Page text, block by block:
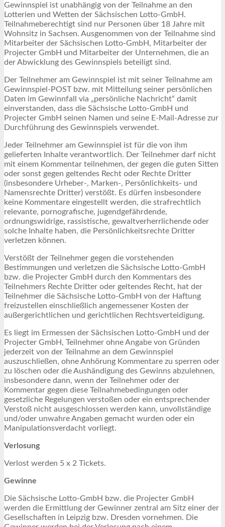
Gewinnspiel ist unabhängig von der Teilnahme an den
Lotterien und Wetten der Sächsischen Lotto-GmbH.
Teilnahmeberechtigt sind nur Personen über 18 Jahre mit
Wohnsitz in Sachsen. Ausgenommen von der Teilnahme sind
Mitarbeiter der Sächsischen Lotto-GmbH, Mitarbeiter der
Projecter GmbH und Mitarbeiter der Unternehmen, die an
der Abwicklung des Gewinnspiels beteiligt sind.
Der Teilnehmer am Gewinnspiel ist mit seiner Teilnahme am
Gewinnspiel-POST bzw. mit Mitteilung seiner persönlichen
Daten im Gewinnfall via „persönliche Nachricht“ damit
einverstanden, dass die Sächsische Lotto-GmbH und
Projecter GmbH seinen Namen und seine E-Mail-Adresse zur
Durchführung des Gewinnspiels verwendet.
Jeder Teilnehmer am Gewinnspiel ist für die von ihm
gelieferten Inhalte verantwortlich. Der Teilnehmer darf nicht
mit einem Kommentar teilnehmen, der gegen die guten Sitten
oder sonst gegen geltendes Recht oder Rechte Dritter
(insbesondere Urheber-, Marken-, Persönlichkeits- und
Namensrechte Dritter) verstößt. Es dürfen insbesondere
keine Kommentare eingestellt werden, die strafrechtlich
relevante, pornografische, jugendgefährdende,
ordnungswidrige, rassistische, gewaltverherrlichende oder
solche Inhalte haben, die Persönlichkeitsrechte Dritter
verletzen können.
Verstößt der Teilnehmer gegen die vorstehenden
Bestimmungen und verletzen die Sächsische Lotto-GmbH
bzw. die Projecter GmbH durch den Kommentars des
Teilnehmers Rechte Dritter oder geltendes Recht, hat der
Teilnehmer die Sächsische Lotto-GmbH von der Haftung
freizustellen einschließlich angemessener Kosten der
außergerichtlichen und gerichtlichen Rechtsverteidigung.
Es liegt im Ermessen der Sächsischen Lotto-GmbH und der
Projecter GmbH, Teilnehmer ohne Angabe von Gründen
jederzeit von der Teilnahme an dem Gewinnspiel
auszuschließen, ohne Anhörung Kommentare zu sperren oder
zu löschen oder die Aushändigung des Gewinns abzulehnen,
insbesondere dann, wenn der Teilnehmer oder der
Kommentar gegen diese Teilnahmebedingungen oder
gesetzliche Regelungen verstoßen oder ein entsprechender
Verstoß nicht ausgeschlossen werden kann, unvollständige
und/oder unwahre Angaben gemacht wurden oder ein
Manipulationsverdacht vorliegt.
Verlosung
Verlost werden 5 x 2 Tickets.
Gewinne
Die Sächsische Lotto-GmbH bzw. die Projecter GmbH
werden die Ermittlung der Gewinner zentral am Sitz einer der
Gesellschaften in Leipzig bzw. Dresden vornehmen. Die